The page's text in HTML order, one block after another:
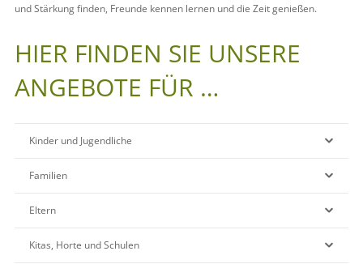
und Stärkung finden, Freunde kennen lernen und die Zeit genießen.
HIER FINDEN SIE UNSERE
ANGEBOTE FÜR …
Kinder und Jugendliche
Familien
Eltern
Kitas, Horte und Schulen